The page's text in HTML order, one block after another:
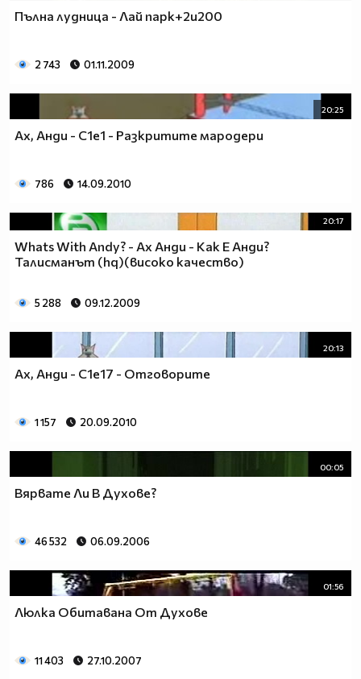
Пълна лудница - Лай парк+2и200
2 743 01.11.2009
20:25
Ах, Анди - С1e1 - Разкритите мародери
786 14.09.2010
20:17
Whats With Andy? - Ах Анди - Как Е Анди?
Талисманът (hq)(високо качество)
5 288 09.12.2009
20:13
Ах, Анди - С1е17 - Отговорите
1 157 20.09.2010
00:05
Вярвате Ли В Духове?
46 532 06.09.2006
01:56
Люлка Обитавана От Духове
11 403 27.10.2007